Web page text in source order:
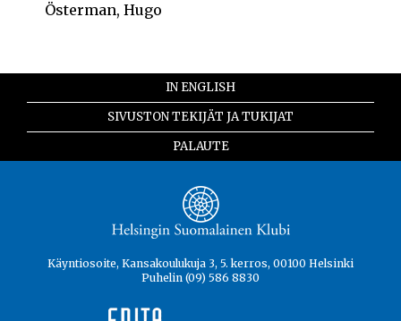
Österman, Hugo
IN ENGLISH
SIVUSTON TEKIJÄT JA TUKIJAT
PALAUTE
Käyntiosoite, Kansakoulukuja 3, 5. kerros, 00100 Helsinki
Puhelin (09) 586 8830